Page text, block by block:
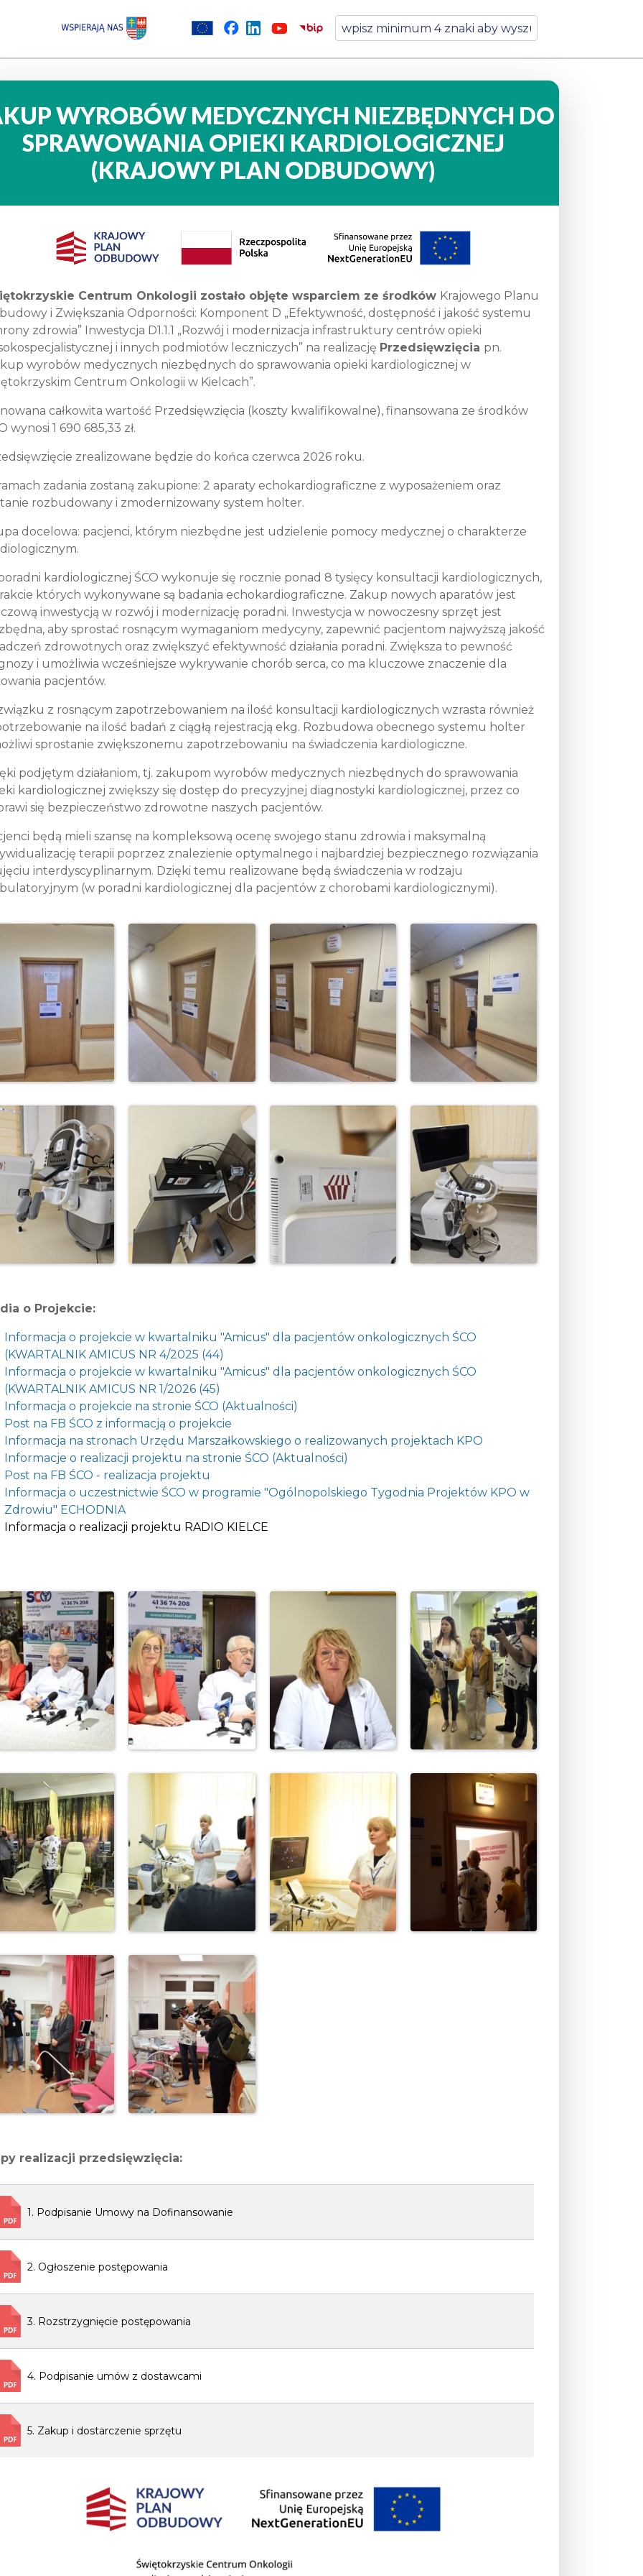
WYROBÓW MEDYCZNYCH NIEZBĘDNYCH DO
SPRAWOWANIA OPIEKI KARDIOLOGICZNEJ
(KRAJOWY PLAN ODBUDOWY)
Centrum Onkologii zostało objęte wsparciem ze środków Krajowego Planu
i Zwiększania Odporności: Komponent D „Efektywność, dostępność i jakość systemu
zdrowia” Inwestycja D1.1.1 „Rozwój i modernizacja infrastruktury centrów opieki
i innych podmiotów leczniczych” na realizację Przedsięwzięcia pn.
wyrobów medycznych niezbędnych do sprawowania opieki kardiologicznej w
Centrum Onkologii w Kielcach”.
całkowita wartość Przedsięwzięcia (koszty kwalifikowalne), finansowana ze środków
wynosi 1 690 685,33 zł.
zrealizowane będzie do końca czerwca 2026 roku.
zadania zostaną zakupione: 2 aparaty echokardiograficzne z wyposażeniem oraz
rozbudowany i zmodernizowany system holter.
docelowa: pacjenci, którym niezbędne jest udzielenie pomocy medycznej o charakterze
kardiologicznej ŚCO wykonuje się rocznie ponad 8 tysięcy konsultacji kardiologicznych,
których wykonywane są badania echokardiograficzne. Zakup nowych aparatów jest
inwestycją w rozwój i modernizację poradni. Inwestycja w nowoczesny sprzęt jest
aby sprostać rosnącym wymaganiom medycyny, zapewnić pacjentom najwyższą jakość
zdrowotnych oraz zwiększyć efektywność działania poradni. Zwiększa to pewność
i umożliwia wcześniejsze wykrywanie chorób serca, co ma kluczowe znaczenie dla
pacjentów.
z rosnącym zapotrzebowaniem na ilość konsultacji kardiologicznych wzrasta również
na ilość badań z ciągłą rejestracją ekg. Rozbudowa obecnego systemu holter
sprostanie zwiększonemu zapotrzebowaniu na świadczenia kardiologiczne.
podjętym działaniom, tj. zakupom wyrobów medycznych niezbędnych do sprawowania
kardiologicznej zwiększy się dostęp do precyzyjnej diagnostyki kardiologicznej, przez co
się bezpieczeństwo zdrowotne naszych pacjentów.
będą mieli szansę na kompleksową ocenę swojego stanu zdrowia i maksymalną
terapii poprzez znalezienie optymalnego i najbardziej bezpiecznego rozwiązania
interdyscyplinarnym. Dzięki temu realizowane będą świadczenia w rodzaju
(w poradni kardiologicznej dla pacjentów z chorobami kardiologicznymi).
o Projekcie:
Informacja o projekcie w kwartalniku "Amicus" dla pacjentów onkologicznych ŚCO
(KWARTALNIK AMICUS NR 4/2025 (44)
Informacja o projekcie w kwartalniku "Amicus" dla pacjentów onkologicznych ŚCO
(KWARTALNIK AMICUS NR 1/2026 (45)
Informacja o projekcie na stronie ŚCO (Aktualności)
Post na FB ŚCO z informacją o projekcie
Informacja na stronach Urzędu Marszałkowskiego o realizowanych projektach KPO
Informacje o realizacji projektu na stronie ŚCO (Aktualności)
Post na FB ŚCO - realizacja projektu
Informacja o uczestnictwie ŚCO w programie "Ogólnopolskiego Tygodnia Projektów KPO w
Zdrowiu" ECHODNIA
Informacja o realizacji projektu RADIO KIELCE
realizacji przedsięwzięcia:
1. Podpisanie Umowy na Dofinansowanie
2. Ogłoszenie postępowania
3. Rozstrzygnięcie postępowania
4. Podpisanie umów z dostawcami
5. Zakup i dostarczenie sprzętu